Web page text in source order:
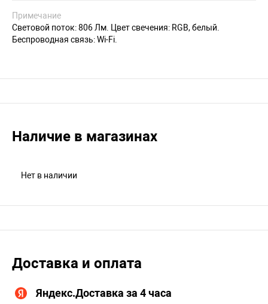
Примечание
Световой поток: 806 Лм. Цвет свечения: RGB, белый.
Беспроводная связь: Wi-Fi.
Наличие в магазинах
Нет в наличии
Доставка и оплата
Яндекс.Доставка за 4 часа